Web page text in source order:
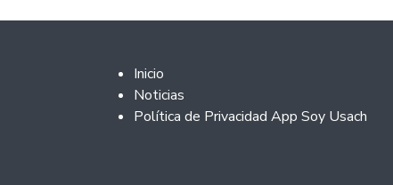
Footer 2
Inicio
Noticias
Política de Privacidad App Soy Usach